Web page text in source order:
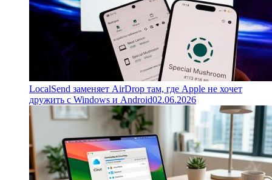
LocalSend заменяет AirDrop там, где Apple не хочет
дружить с Windows и Android02.06.2026